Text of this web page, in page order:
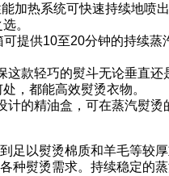
加热系统可快速持续地喷
。
可提供10至20分钟的持续
这款轻巧的熨斗无论垂直
，都能高效熨烫衣物。
计的精油盒，可在蒸汽熨
足以熨烫棉质和羊毛等较
种熨烫需求。持续稳定的